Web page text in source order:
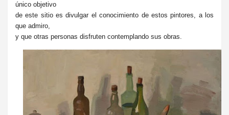
único objetivo
de este sitio es divulgar el conocimiento de estos pintores, a los
que admiro,
y que otras personas disfruten contemplando sus obras.